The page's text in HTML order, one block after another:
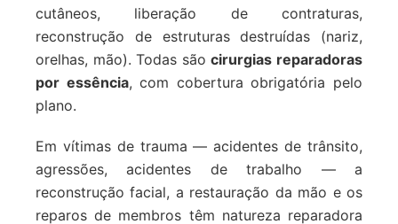
cutâneos, liberação de contraturas,
reconstrução de estruturas destruídas (nariz,
orelhas, mão). Todas sãocirurgias reparadoras
por essência, com cobertura obrigatória pelo
plano.
Em vítimas de trauma — acidentes de trânsito,
agressões, acidentes de trabalho — a
reconstrução facial, a restauração da mão e os
reparos de membros têm natureza reparadora